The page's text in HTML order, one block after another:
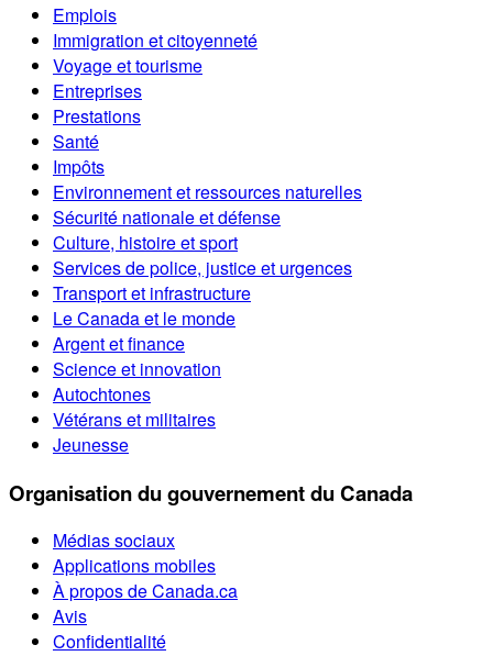
Emplois
Immigration et citoyenneté
Voyage et tourisme
Entreprises
Prestations
Santé
Impôts
Environnement et ressources naturelles
Sécurité nationale et défense
Culture, histoire et sport
Services de police, justice et urgences
Transport et infrastructure
Le Canada et le monde
Argent et finance
Science et innovation
Autochtones
Vétérans et militaires
Jeunesse
Organisation du gouvernement du Canada
Médias sociaux
Applications mobiles
À propos de Canada.ca
Avis
Confidentialité